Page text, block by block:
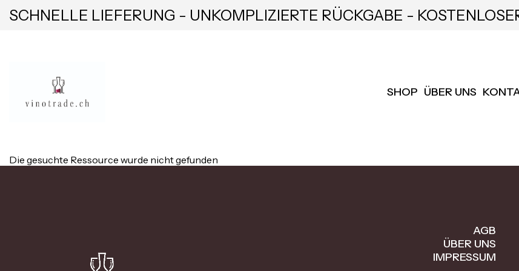
SCHNELLE LIEFERUNG - UNKOMPLIZIERTE RÜCKGABE -
SHOP ÜBER UNS
Die gesuchte Ressource wurde nicht gefunden
AGB
ÜBER UNS
IMPRESSUM